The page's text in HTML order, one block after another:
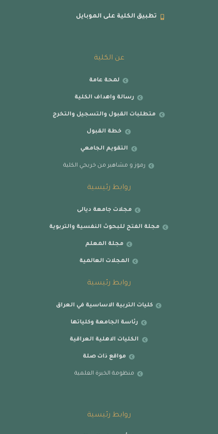
تطبيق الكلية على الموبايل
عن الكلية
لمحة عامة
رسالة واهداف الكلية
متطلبات القبول والتسجيل والتخرج
خطة القبول
التقويم الجامعي
رموز و مشاهير من خريجي الكلية
روابط رئيسية
مجلات جامعة ديالى
مجلة الفتح للبحوث النفسية والتربوية
مجلة المعلم
المجلات العالمية
روابط رئيسية
كليات التربية الاساسية في العراق
رئاسة الجامعة وكلياتها
الكليات الاهلية العراقية
مواقع ذات صلة
منظومة الخبرة العلمية
روابط رئيسية